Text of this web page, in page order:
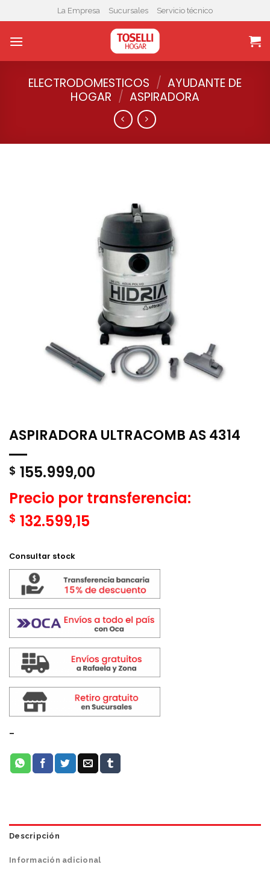
to
content
La Empresa Sucursales Servicio técnico
ELECTRODOMESTICOS / AYUDANTE DE
HOGAR / ASPIRADORA
ASPIRADORA ULTRACOMB AS 4314
$ 155.999,00
Precio por transferencia:
$ 132.599,15
Consultar stock
-
Descripción
Información adicional